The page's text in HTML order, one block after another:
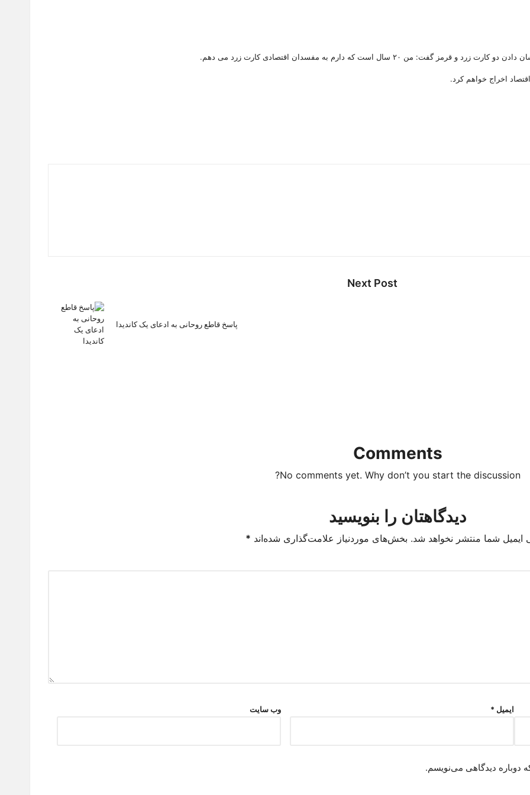
۲۰ سال است که دارم به مفسدان اقتصادی کارت زرد می دهم.
اخراج خواهم کرد.
Next Post
پاسخ قاطع روحانی به ادعای یک کاندیدا
Comments
No comments yet. Why don’t you start the discussion?
دیدگاهتان را بنویسید
ایمیل شما منتشر نخواهد شد. بخش‌های موردنیاز علامت‌گذاری شده‌اند *
ایمیل * وب‌ سایت
دوباره دیدگاهی می‌نویسم.